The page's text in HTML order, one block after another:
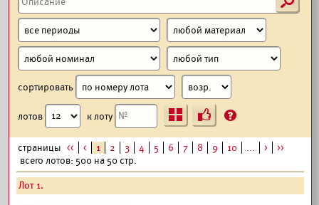
сортировать
лотов к лоту Ъ ?
страницы << < 1 2 3 4 5 6 7 8 9 10 ... >
>>
всего лотов: 500 на 50 стр.
Лот 1.